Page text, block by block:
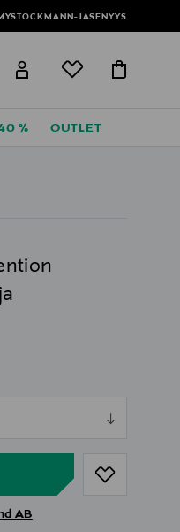
JÄSENYYS
% OUTLET
AB